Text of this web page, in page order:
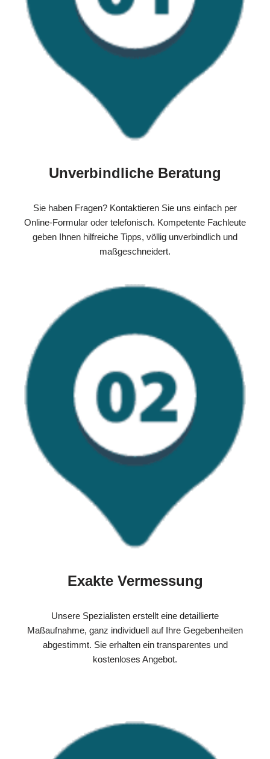
Unverbindliche Beratung
Sie haben Fragen? Kontaktieren Sie uns einfach per
Online-Formular oder telefonisch. Kompetente Fachleute
geben Ihnen hilfreiche Tipps, völlig unverbindlich und
maßgeschneidert.
Exakte Vermessung
Unsere Spezialisten erstellt eine detaillierte
Maßaufnahme, ganz individuell auf Ihre Gegebenheiten
abgestimmt. Sie erhalten ein transparentes und
kostenloses Angebot.